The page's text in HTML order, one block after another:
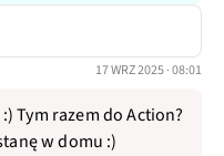
17 WRZ 2025 · 08:01
Tym razem do Action?
w domu :)